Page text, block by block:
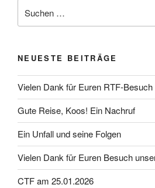
nach:
NEUESTE BEITRÄGE
Vielen Dank für Euren RTF-Besuch
Gute Reise, Koos! Ein Nachruf
Ein Unfall und seine Folgen
Vielen Dank für Euren Besuch
CTF am 25.01.2026